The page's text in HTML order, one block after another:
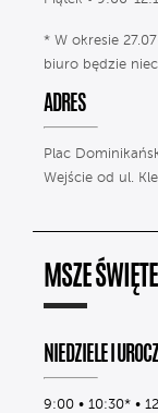
* W okresie
biuro będzie
ADRES
Plac
Wejście od ul.
MSZE ŚWIĘTE
NIEDZIELE I
9:00 • 10:30* •